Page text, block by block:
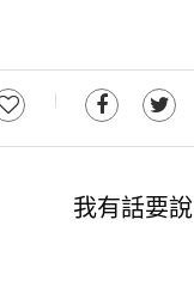
我有話要說